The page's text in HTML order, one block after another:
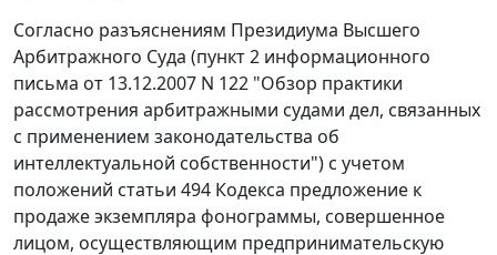
Согласно разъяснениям Президиума Высшего
Арбитражного Суда (пункт 2 информационного
письма от 13.12.2007 N 122 "Обзор практики
рассмотрения арбитражными судами дел, связанных
с применением законодательства об
интеллектуальной собственности") с учетом
положений статьи 494 Кодекса предложение к
продаже экземпляра фонограммы, совершенное
лицом, осуществляющим предпринимательскую